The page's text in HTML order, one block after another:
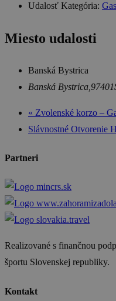
Udalosť Kategória:
Miesto udalosti
Banská Bystrica
Banská Bystrica 97401
« Zvolenské korzo –
Slávnostné Otvorenie
Partneri
Realizované s finančnou
športu Slovenskej republiky.
Kontakt